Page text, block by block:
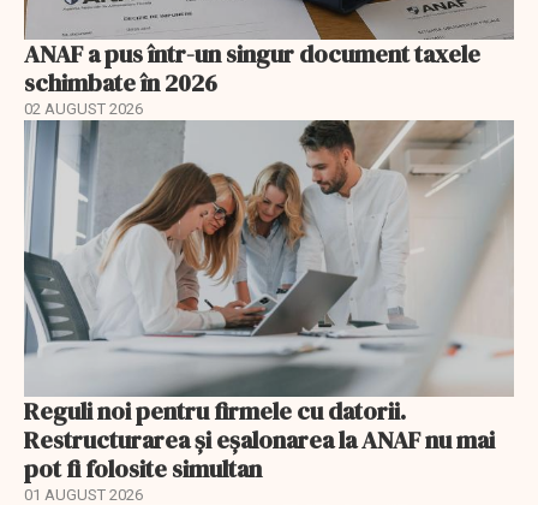
ANAF a pus într-un singur document taxele
schimbate în 2026
02 AUGUST 2026
Reguli noi pentru firmele cu datorii.
Restructurarea și eșalonarea la ANAF nu mai
pot fi folosite simultan
01 AUGUST 2026